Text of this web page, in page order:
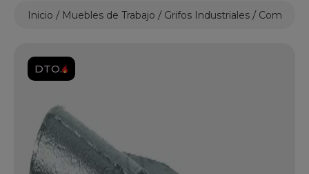
Inicio Muebles de Trabajo Grifos Industriales
DTO.